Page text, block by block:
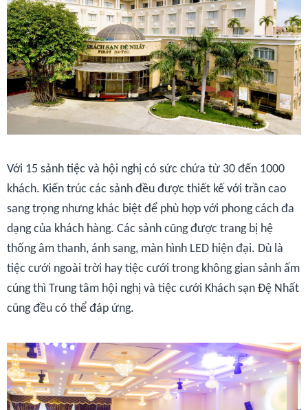
Với 15 sảnh tiệc và hội nghị có sức chứa từ 30 đến 1000
khách. Kiến trúc các sảnh đều được thiết kế với trần cao
sang trọng nhưng khác biệt để phù hợp với phong cách đa
dạng của khách hàng. Các sảnh cũng được trang bị hệ
thống âm thanh, ánh sang, màn hình LED hiện đại. Dù là
tiệc cưới ngoài trời hay tiệc cưới trong không gian sảnh ấm
cúng thì Trung tâm hội nghị và tiệc cưới Khách sạn Đệ Nhất
cũng đều có thể đáp ứng.